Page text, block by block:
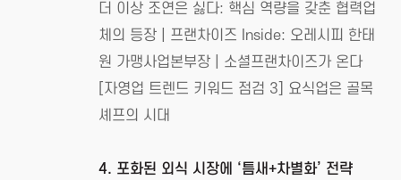
더 이상 조연은 싫다: 핵심 역량을 갖춘 협력업
체의 등장 | 프랜차이즈 Inside: 오레시피 한태
원 가맹사업본부장 | 소셜프랜차이즈가 온다
[자영업 트렌드 키워드 점검 3] 요식업은 골목
셰프의 시대
4. 포화된 외식 시장에 ‘틈새+차별화’ 전략